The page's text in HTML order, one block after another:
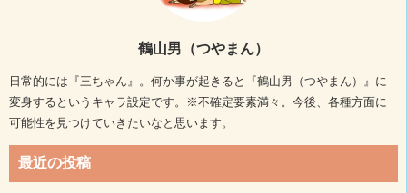
鶴山男（つやまん）
日常的には『三ちゃん』。何か事が起きると『鶴山男（つやまん）』に
変身するというキャラ設定です。※不確定要素満々。今後、各種方面に
可能性を見つけていきたいなと思います。
最近の投稿